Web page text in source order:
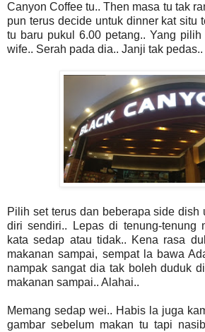
Canyon Coffee tu.. Then masa tu tak
pun terus decide untuk dinner kat situ
tu baru pukul 6.00 petang.. Yang pilih
wife.. Serah pada dia.. Janji tak pedas..
Pilih set terus dan beberapa side dish
diri sendiri.. Lepas di tenung-tenung
kata sedap atau tidak.. Kena rasa
makanan sampai, sempat la bawa
nampak sangat dia tak boleh duduk
makanan sampai.. Alahai..
Memang sedap wei.. Habis la juga
gambar sebelum makan tu tapi